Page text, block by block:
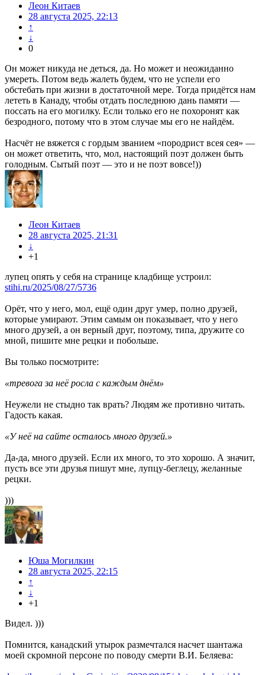
Леон Китаев
28 августа 2025, 22:13
↑
↓
0
Он может никуда не деться, да. Но может и неожиданно
умереть. Потом ведь жалеть будем, что не успели его
обстебать при жизни в достаточной мере. Тогда придётся нам
лететь в Канаду, чтобы отдать последнюю дань памяти —
поссать на его могилку. Если только его не похоронят как
безродного, потому что в этом случае мы его не найдём.
Насчёт не вяжется с гордым званием «породрист всея сея» —
он может ответить, что, мол, настоящий поэт должен быть
голодным. Сытый поэт — это и не поэт вовсе!))
Леон Китаев
28 августа 2025, 21:31
↓
+1
лупец опять у себя на странице кладбище устроил:
stihi.ru/2025/08/27/5736
Орёт, что у него, мол, ещё один друг умер, полно друзей,
которые умирают. Этим самым он показывает, что у него
много друзей, а он верный друг, поэтому, типа, дружите со
мной, пишите мне рецки и побольше.
Вы только посмотрите:
«тревога за неё росла с каждым днём»
Неужели не стыдно так врать? Людям же противно читать.
Гадость какая.
«У неё на сайте осталось много друзей.»
Да-да, много друзей. Если их много, то это хорошо. А значит,
пусть все эти друзья пишут мне, лупцу-беглецу, желанные
рецки.
)))
Юша Могилкин
28 августа 2025, 22:15
↑
↓
+1
Видел. )))
Помнится, канадский утырок размечтался насчет шантажа
моей скромной персоне по поводу смерти В.И. Беляева: